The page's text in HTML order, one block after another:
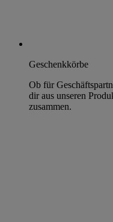
Geschenkkörbe
Ob für
dir aus unseren
zusammen.